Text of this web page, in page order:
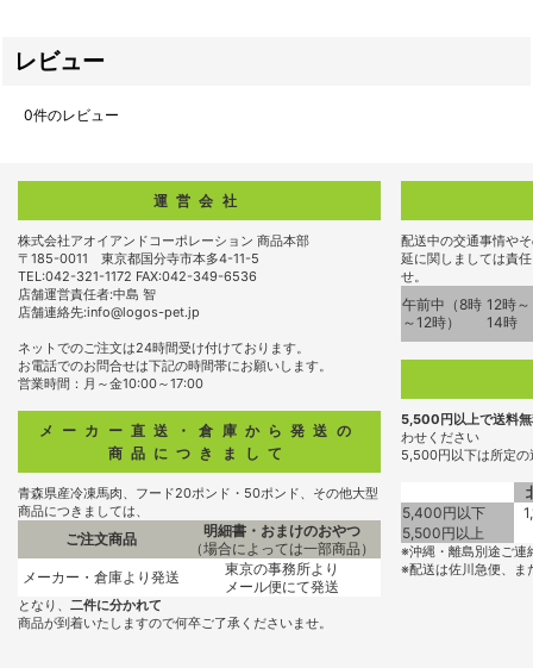
レビュー
0件のレビュー
運営会社
株式会社アオイアンドコーポレーション 商品本部
〒185-0011 東京都国分寺市本多4-11-5
TEL:042-321-1172 FAX:042-349-6536
店舗運営責任者:中島 智
店舗連絡先:info@logos-pet.jp
ネットでのご注文は24時間受け付けております。
お電話でのお問合せは下記の時間帯にお願いします。
営業時間：月～金10:00～17:00
メーカー直送・倉庫から発送の
商品につきまして
青森県産冷凍馬肉、フード20ポンド・50ポンド、その他大型
商品につきましては、
ご注文商品
明細書・おまけのおやつ
（場合によっては一部商品）
メーカー・倉庫より発送
東京の事務所より
メール便にて発送
となり、 二件に分かれて
商品が到着いたしますので何卒ご了承くださいませ。
配送中の交通事情や
延に関しましては責
せ。
午前中（8時
～12時）
12時～
14時
5,500円以上で送料
わせください
5,500円以下は所定
5,400円以下
5,500円以上
※沖縄・離島別途ご連
※配送は佐川急便、ま